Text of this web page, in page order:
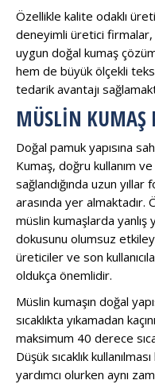
Özellikle kalite odaklı
deneyimli üretici
uygun doğal kumaş
hem de büyük ölçekli
tedarik avantajı
MÜSLIN KUMAŞ
Doğal pamuk yapısına
Kumaş, doğru kullanım
sağlandığında uzun
arasında yer almaktadır.
müslin kumaşlarda yanlış
dokusunu olumsuz
üreticiler ve son
oldukça önemlidir.
Müslin kumaşın doğal
sıcaklıkta yıkamadan
maksimum 40 derece
Düşük sıcaklık
yardımcı olurken aynı